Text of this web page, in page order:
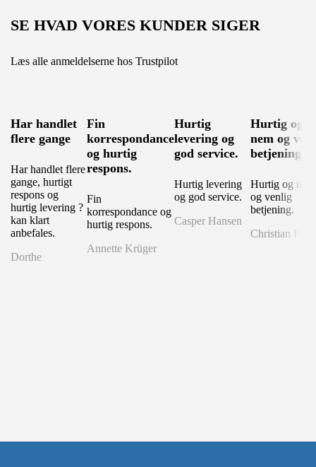
SE HVAD VORES KUNDER SIGER
Læs alle anmeldelserne hos Trustpilot
Har handlet
flere gange
Har handlet flere
gange, hurtigt
respons og
hurtig levering ?
kan klart
anbefales.
Dorthe
Fin
korrespondance
og hurtig
respons.
Fin
korrespondance og
hurtig respons.
Annette Krüger
Hurtig
levering og
god service.
Hurtig levering
og god service.
Casper Hansen
Hurtig og
nem og
betjening.
Hurtig og nem
og venlig
betjening.
Christian Fryd